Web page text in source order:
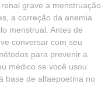
grave a menstruação
a correção da anemia
menstrual. Antes de
conversar com seu
para prevenir a
médico se você usou
base de alfaepoetina no